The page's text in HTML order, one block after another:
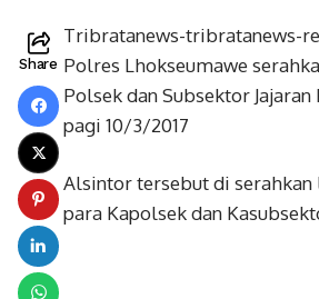
Share
Tribratanews-tribratanews-
Polres Lhokseumawe
Polsek dan Subsektor
pagi 10/3/2017
Alsintor tersebut di serahkan
para Kapolsek dan